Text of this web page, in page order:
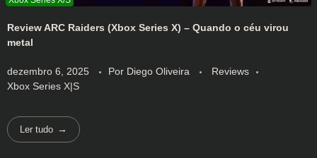
Review ARC Raiders (Xbox Series X) – Quando o céu virou
metal
dezembro 6, 2025 Por Diego Oliveira
Reviews
Xbox Series X|S
Ler tudo